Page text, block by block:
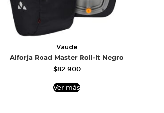
Vaude
Alforja Road Master Roll-It Negro
$82.900
Ver más